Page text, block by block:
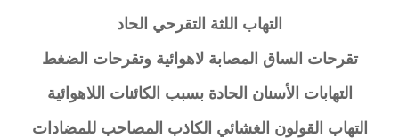
التهاب اللثة التقرحي الحاد
تقرحات الساق المصابة لاهوائية وتقرحات الضغط
التهابات الأسنان الحادة بسبب الكائنات اللاهوائية
التهاب القولون الغشائي الكاذب المصاحب للمضادات